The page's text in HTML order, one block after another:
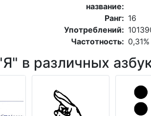
название:
Ранг: 16
Употреблений:
Частотность: 0,31%
в различных